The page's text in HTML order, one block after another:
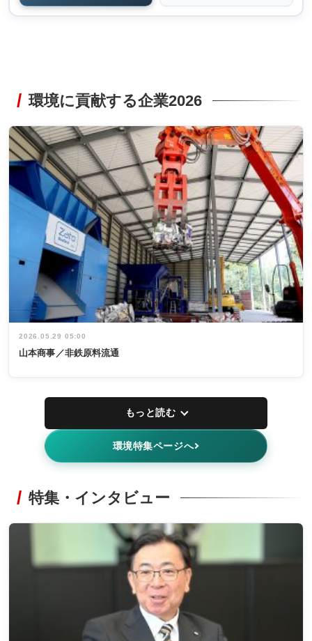
環境に貢献する企業2026
2026.05.29 05:00
山本商事／非鉄原料流通
もっと読む
環境特集ページへ
特集・インタビュー